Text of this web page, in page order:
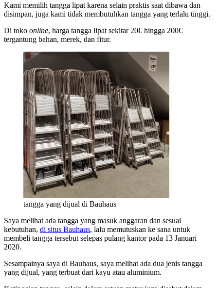
Kami memilih tangga lipat karena selain praktis saat dibawa dan
disimpan, juga kami tidak membutuhkan tangga yang terlalu tinggi.
Di toko online, harga tangga lipat sekitar 20€ hingga 200€
tergantung bahan, merek, dan fitur.
tangga yang dijual di Bauhaus
Saya melihat ada tangga yang masuk anggaran dan sesuai
kebutuhan, di situs Bauhaus, lalu memutuskan ke sana untuk
membeli tangga tersebut selepas pulang kantor pada 13 Januari
2020.
Sesampainya saya di Bauhaus, saya melihat ada dua jenis tangga
yang dijual, yang terbuat dari kayu atau aluminium.